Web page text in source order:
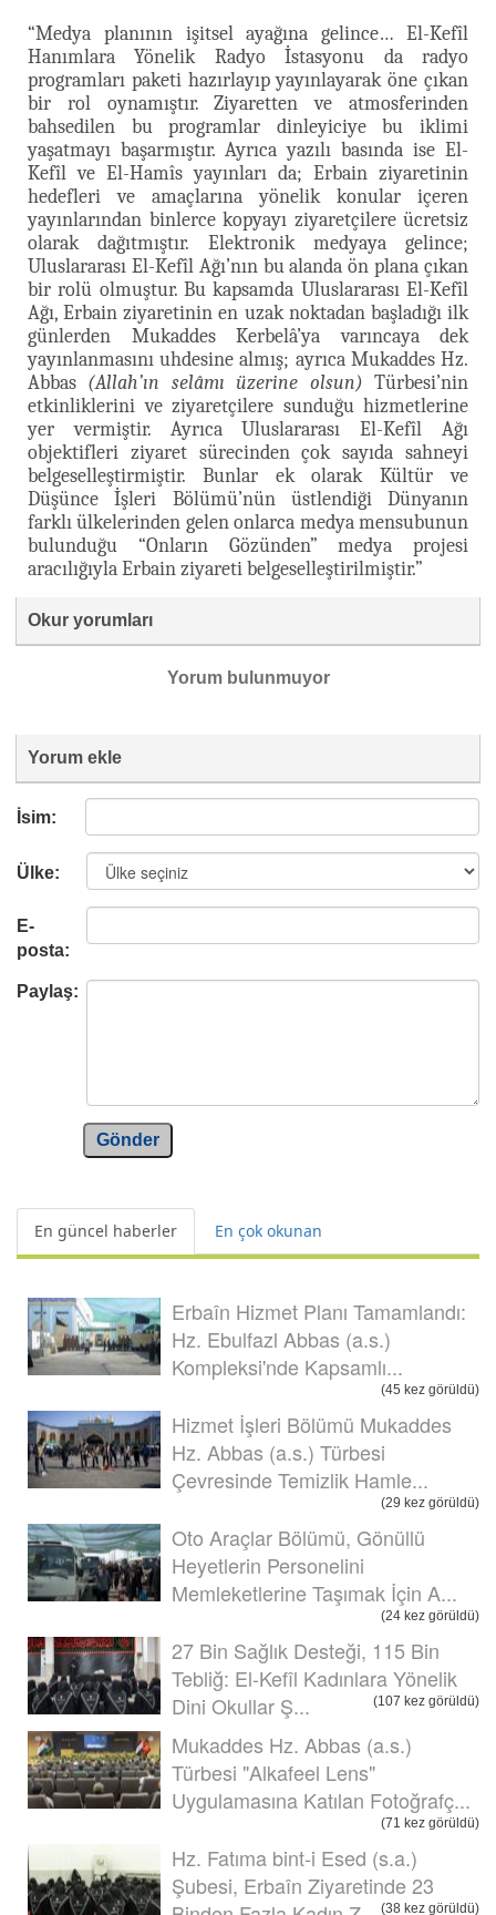
“Medya planının işitsel ayağına gelince… El-Kefîl
Hanımlara Yönelik Radyo İstasyonu da radyo
programları paketi hazırlayıp yayınlayarak öne çıkan
bir rol oynamıştır. Ziyaretten ve atmosferinden
bahsedilen bu programlar dinleyiciye bu iklimi
yaşatmayı başarmıştır. Ayrıca yazılı basında ise El-
Kefîl ve El-Hamîs yayınları da; Erbain ziyaretinin
hedefleri ve amaçlarına yönelik konular içeren
yayınlarından binlerce kopyayı ziyaretçilere ücretsiz
olarak dağıtmıştır. Elektronik medyaya gelince;
Uluslararası El-Kefîl Ağı’nın bu alanda ön plana çıkan
bir rolü olmuştur. Bu kapsamda Uluslararası El-Kefîl
Ağı, Erbain ziyaretinin en uzak noktadan başladığı ilk
günlerden Mukaddes Kerbelâ’ya varıncaya dek
yayınlanmasını uhdesine almış; ayrıca Mukaddes Hz.
Abbas (Allah’ın selâmı üzerine olsun) Türbesi’nin
etkinliklerini ve ziyaretçilere sunduğu hizmetlerine
yer vermiştir. Ayrıca Uluslararası El-Kefîl Ağı
objektifleri ziyaret sürecinden çok sayıda sahneyi
belgeselleştirmiştir. Bunlar ek olarak Kültür ve
Düşünce İşleri Bölümü’nün üstlendiği Dünyanın
farklı ülkelerinden gelen onlarca medya mensubunun
bulunduğu “Onların Gözünden” medya projesi
aracılığıyla Erbain ziyareti belgeselleştirilmiştir.”
Okur yorumları
Yorum bulunmuyor
Yorum ekle
İsim:
Ülke:
E-
posta:
Paylaş:
Gönder
En güncel haberler En çok okunan
Erbaîn Hizmet Planı Tamamlandı:
Hz. Ebulfazl Abbas (a.s.)
Kompleksi'nde Kapsamlı...
(45 kez görüldü)
Hizmet İşleri Bölümü Mukaddes
Hz. Abbas (a.s.) Türbesi
Çevresinde Temizlik Hamle...
(29 kez görüldü)
Oto Araçlar Bölümü, Gönüllü
Heyetlerin Personelini
Memleketlerine Taşımak İçin A...
(24 kez görüldü)
27 Bin Sağlık Desteği, 115 Bin
Tebliğ: El-Kefîl Kadınlara Yönelik
Dini Okullar Ş...
(107 kez görüldü)
Mukaddes Hz. Abbas (a.s.)
Türbesi "Alkafeel Lens"
Uygulamasına Katılan Fotoğrafç...
(71 kez görüldü)
Hz. Fatıma bint-i Esed (s.a.)
Şubesi, Erbaîn Ziyaretinde 23
(38 kez görüldü)